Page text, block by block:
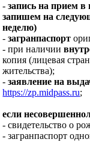
-запись на прием в
запишем на
неделю)
-загранпаспорт
- при наличии
копия (лицевая
жительства);
-заявление на
https://zp.midpass.ru;
если
- свидетельство о
- загранпаспорт